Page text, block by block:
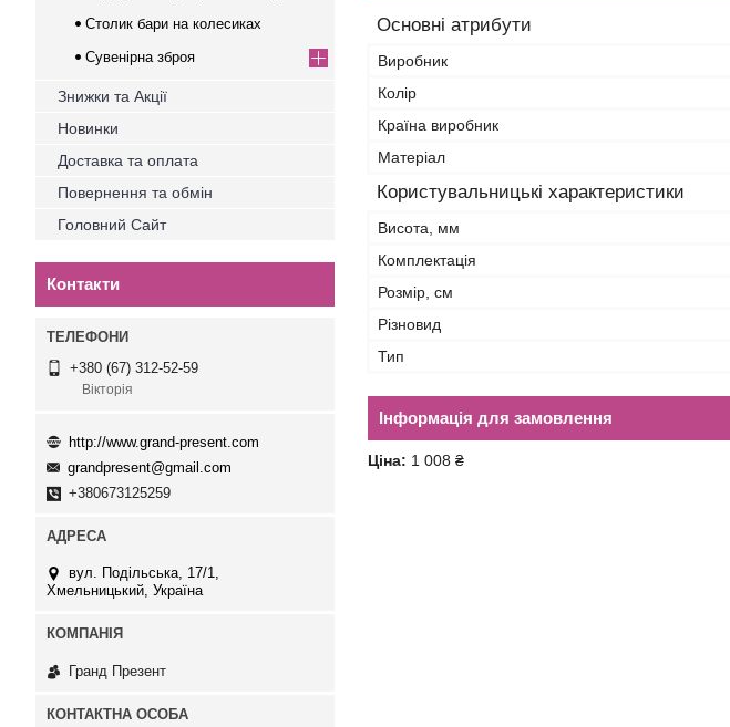
Основні атрибути
Виробник
Колір
Країна виробник
Матеріал
Користувальницькі характеристики
Висота, мм
Комплектація
Розмір, см
Різновид
Тип
Інформація для замовлення
Ціна: 1 008 ₴
Столик бари на колесиках
Сувенірна зброя
Знижки та Акції
Новинки
Доставка та оплата
Повернення та обмін
Головний Сайт
Контакти
+380 (67) 312-52-59
Вікторія
http://www.grand-present.com
grandpresent@gmail.com
+380673125259
вул. Подільська, 17/1,
Хмельницький, Україна
Гранд Презент